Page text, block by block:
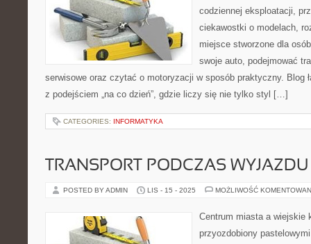
codziennej eksploatacji,
ciekawostki o modelach,
miejsce stworzone dla
swoje auto, podejmować
serwisowe oraz czytać o motoryzacji w sposób praktyczny. Blog
z podejściem „na co dzień”, gdzie liczy się nie tylko styl […]
CATEGORIES: INFORMATYKA
TRANSPORT PODCZAS WYJAZDU
POSTED BY ADMIN LIS - 15 - 2025 MOŻLIWOŚĆ
Centrum miasta a wiejskie
przyozdobiony